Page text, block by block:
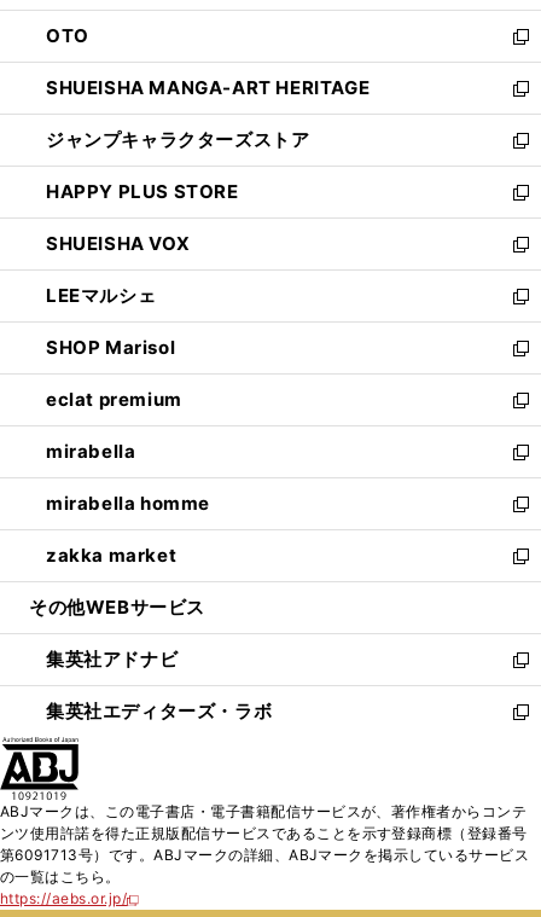
ウ
で
開
く
ン
ド
ウ
で
開
く
OTO
新
し
い
ウ
ィ
ン
ド
ウ
で
開
く
SHUEISHA MANGA-ART HERITAGE
新
し
い
ウ
ィ
ン
ド
ウ
で
開
く
ジャンプキャラクターズストア
新
し
い
ウ
ィ
ン
ド
ウ
で
開
く
HAPPY PLUS STORE
新
し
い
ウ
ィ
ン
ド
ウ
で
開
く
SHUEISHA VOX
新
し
い
ウ
ィ
ン
ド
ウ
で
開
く
LEEマルシェ
新
し
い
ウ
ィ
ン
ド
ウ
で
開
く
SHOP Marisol
新
し
い
ウ
ィ
ン
ド
ウ
で
開
eclat premium
新
し
い
ウ
ィ
ン
ド
ウ
開
く
mirabella
新
し
い
ウ
ィ
ン
ウ
で
開
く
mirabella homme
新
し
い
ウ
ン
ド
ウ
で
zakka market
新
し
ウ
ィ
ン
ド
く
その他WEBサービス
集英社アドナビ
新
し
い
ド
ウ
で
集英社エディターズ・ラボ
新
ィ
ン
ABJマークは、この電子書店・電子書籍配信サービスが、著作権者からコンテ
ンツ使用許諾を得た正規版配信サービスであることを示す登録商標（登録番号
第6091713号）です。ABJマークの詳細、ABJマークを掲示しているサービス
の一覧はこちら。
https://aebs.or.jp/
新